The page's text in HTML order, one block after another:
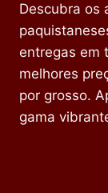
Descubra os
entregas em
melhores
por grosso.
gama